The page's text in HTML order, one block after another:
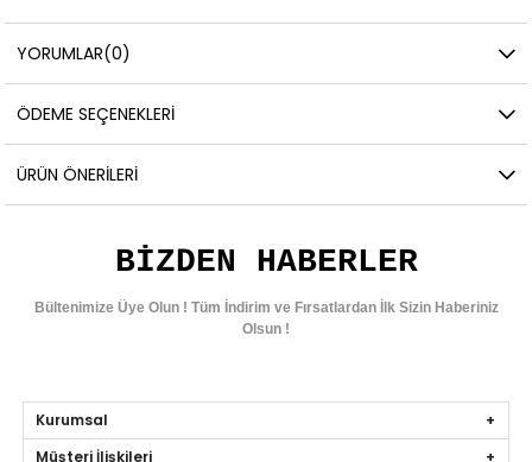
YORUMLAR(0)
ÖDEME SEÇENEKLERI
ÜRÜN ÖNERILERI
BIZDEN HABERLER
Bültenimize Üye Olun ! Tüm İndirim ve Fırsatlardan İlk Sizin Haberiniz
Olsun !
Kurumsal
Müşteri İlişkileri